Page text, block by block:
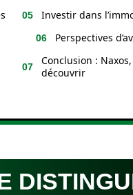
Investir dans
Perspectives
Conclusion :
découvrir